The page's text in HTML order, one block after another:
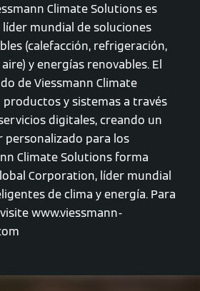
Climate Solutions es
mundial de soluciones
(calefacción, refrigeración,
y energías renovables. El
de Viessmann Climate
y sistemas a través
digitales, creando un
personalizado para los
Climate Solutions forma
Corporation, líder mundial
de clima y energía. Para
www.viessmann-